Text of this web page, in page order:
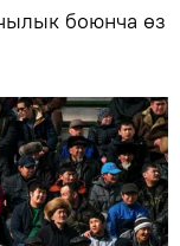
боюнча өз